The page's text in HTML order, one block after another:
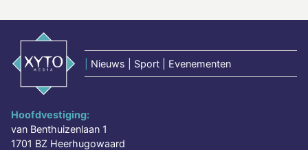
Nieuws | Sport | Evenementen
Hoofdvestiging:
van Benthuizenlaan 1
1701 BZ Heerhugowaard